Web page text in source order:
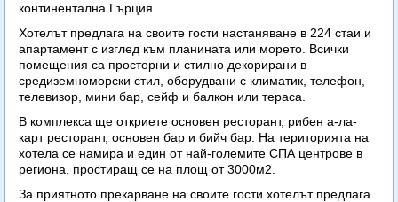
континентална Гърция.
Хотелът предлага на своите гости настаняване в 224 стаи и
апартамент с изглед към планината или морето. Всички
помещения са просторни и стилно декорирани в
средиземноморски стил, оборудвани с климатик, телефон,
телевизор, мини бар, сейф и балкон или тераса.
В комплекса ще откриете основен ресторант, рибен а-ла-
карт ресторант, основен бар и бийч бар. На територията на
хотела се намира и един от най-големите СПА центрове в
региона, простиращ се на площ от 3000м2.
За приятното прекарване на своите гости хотелът предлага